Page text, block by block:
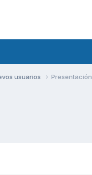
usuarios Presentación